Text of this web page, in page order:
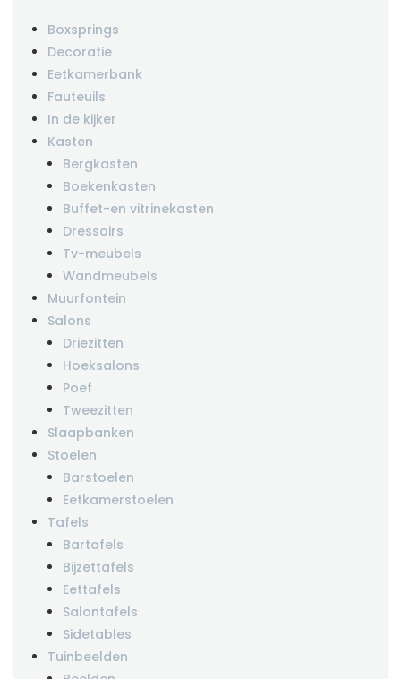
Boxsprings
Decoratie
Eetkamerbank
Fauteuils
In de kijker
Kasten
Bergkasten
Boekenkasten
Buffet-en vitrinekasten
Dressoirs
Tv-meubels
Wandmeubels
Muurfontein
Salons
Driezitten
Hoeksalons
Poef
Tweezitten
Slaapbanken
Stoelen
Barstoelen
Eetkamerstoelen
Tafels
Bartafels
Bijzettafels
Eettafels
Salontafels
Sidetables
Tuinbeelden